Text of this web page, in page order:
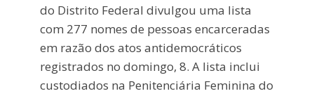
do Distrito Federal divulgou uma lista
com 277 nomes de pessoas encarceradas
em razão dos atos antidemocráticos
registrados no domingo, 8. A lista inclui
custodiados na Penitenciária Feminina do